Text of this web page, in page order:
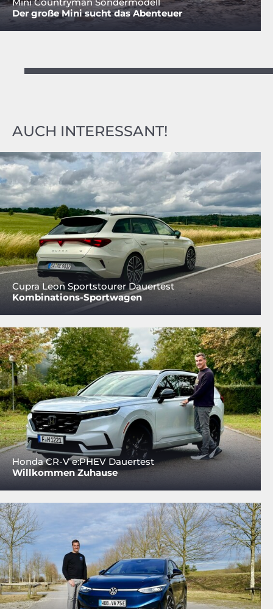
Der große Mini sucht das Abenteuer
AUCH INTERESSANT!
Cupra Leon Sportstourer Dauertest
Kombinations-Sportwagen
Honda CR-V e:PHEV Dauertest
Willkommen Zuhause